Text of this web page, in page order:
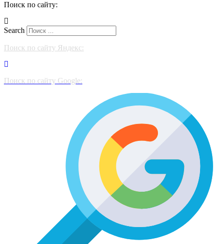
Поиск по сайту:
Search
Поиск по сайту Яндекс:
Поиск по сайту Google: